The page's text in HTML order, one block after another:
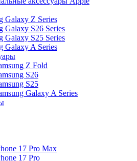
Galaxy Z Series
Galaxy S26 Series
Galaxy S25 Series
Galaxy A Series
Z Fold
S26
S25
Galaxy A Series
17 Pro Max
17 Pro